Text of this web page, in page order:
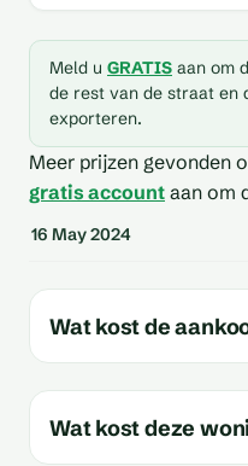
Meld u GRATIS aan om
de rest van de straat en
exporteren.
Meer prijzen gevonden
gratis account aan om
16 May 2024
Wat kost de
Wat kost deze